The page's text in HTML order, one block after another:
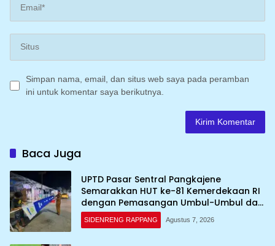
Simpan nama, email, dan situs web saya pada peramban
ini untuk komentar saya berikutnya.
Baca Juga
UPTD Pasar Sentral Pangkajene
Semarakkan HUT ke-81 Kemerdekaan RI
dengan Pemasangan Umbul-Umbul dan
Dekorasi Merah Putih
SIDENRENG RAPPANG Agustus 7, 2026